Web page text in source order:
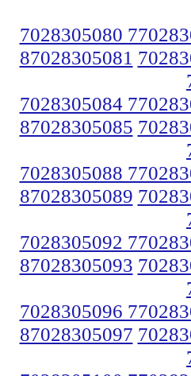
7028305080
87028305081
7028305084
87028305085
7028305088
87028305089
7028305092
87028305093
7028305096
87028305097